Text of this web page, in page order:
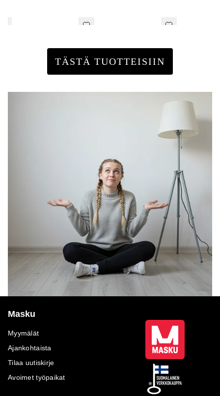
TÄSTÄ TUOTTEISIIN
Masku
Myymälät
Ajankohtaista
Tilaa uutiskirje
Avoimet työpaikat